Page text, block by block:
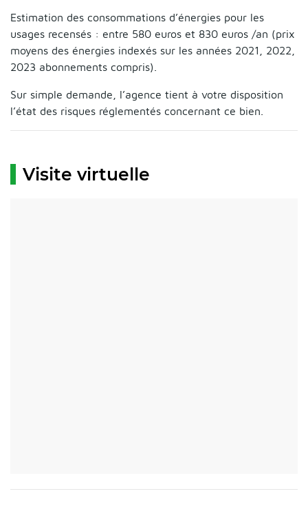
Estimation des consommations d’énergies pour les
usages recensés : entre 580 euros et 830 euros /an (prix
moyens des énergies indexés sur les années 2021, 2022,
2023 abonnements compris).
Sur simple demande, l’agence tient à votre disposition
l’état des risques réglementés concernant ce bien.
Visite virtuelle